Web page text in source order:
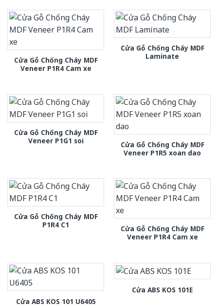
Cửa Gỗ Chống Cháy MDF
Veneer P1R4 Cam xe
Cửa Gỗ Chống Cháy MDF
Laminate
Cửa Gỗ Chống Cháy MDF
Veneer P1G1 soi
Cửa Gỗ Chống Cháy MDF
Veneer P1R5 xoan dao
Cửa Gỗ Chống Cháy MDF
P1R4 C1
Cửa Gỗ Chống Cháy MDF
Veneer P1R4 Cam xe
Cửa ABS KOS 101 U6405
Cửa ABS KOS 101E